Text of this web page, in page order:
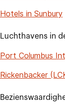
Hotels in Sunbury
Luchthavens in
Port Columbus
Rickenbacker